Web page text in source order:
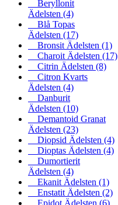
Beryllonit
Ädelsten (4)
Blå Topas
Ädelsten (17)
Bronsit Ädelsten (1)
Charoit Ädelsten (17)
Citrin Ädelsten (8)
Citron Kvarts
Ädelsten (4)
Danburit
Ädelsten (10)
Demantoid Granat
Ädelsten (23)
Diopsid Ädelsten (4)
Dioptas Ädelsten (4)
Dumortierit
Ädelsten (4)
Ekanit Ädelsten (1)
Enstatit Ädelsten (2)